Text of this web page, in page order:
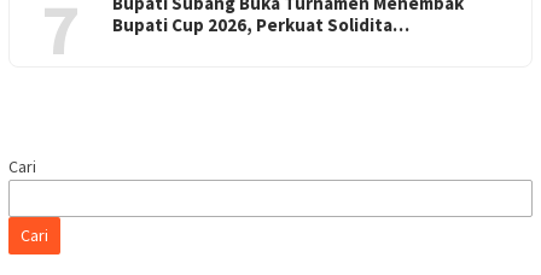
7
Bupati Cup 2026, Perkuat Solidita…
Cari
Cari